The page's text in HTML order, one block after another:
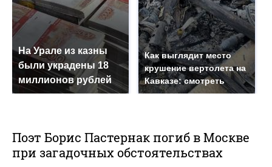
На Урале из казны
были украдены 18
миллионов рублей
Как выглядит место
крушение вертолета на
Кавказе: смотреть
Поэт Борис Пастернак погиб в Москве
при загадочных обстоятельствах